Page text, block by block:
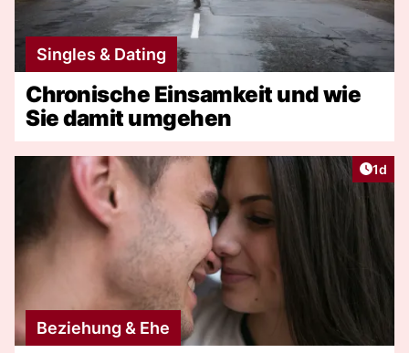
Singles & Dating
Chronische Einsamkeit und wie
Sie damit umgehen
1d
Beziehung & Ehe